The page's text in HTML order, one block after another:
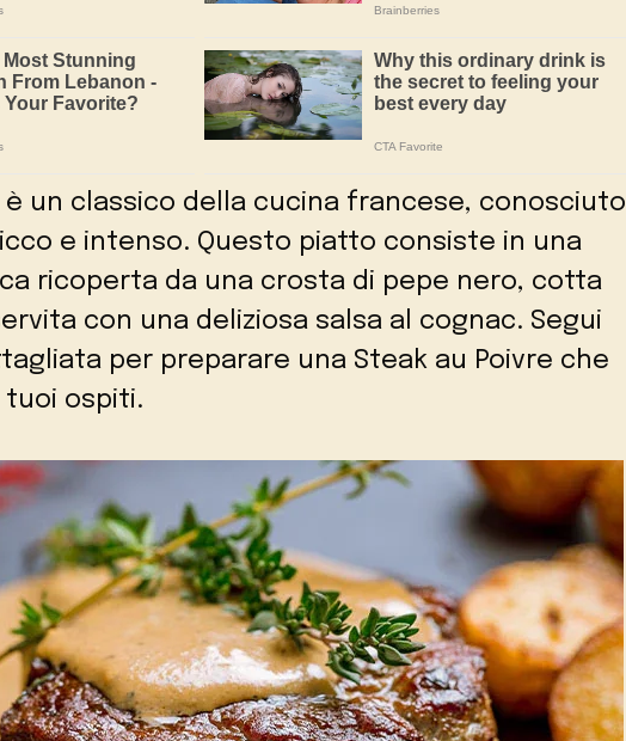
è un classico della cucina francese, conosciuto
e intenso. Questo piatto consiste in una
ricoperta da una crosta di pepe nero, cotta
con una deliziosa salsa al cognac. Segui
per preparare una Steak au Poivre che
ospiti.